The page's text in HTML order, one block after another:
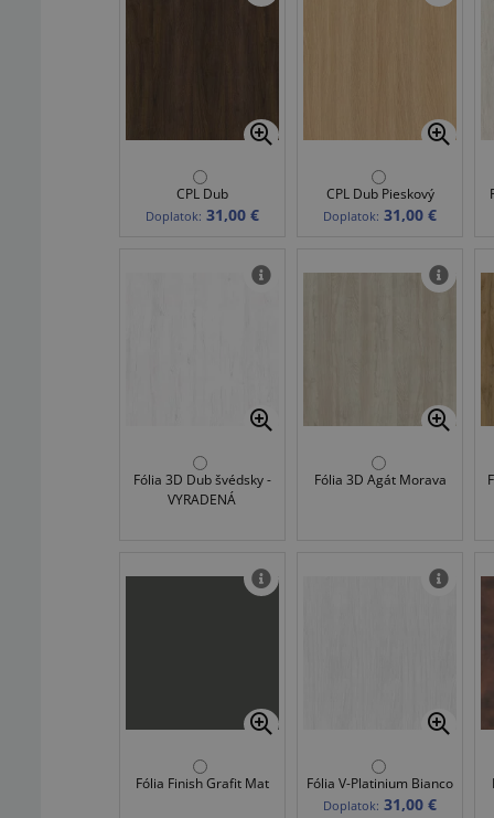
CPL Dub
Doplatok: 31,00 €
CPL Dub Pieskový
Doplatok: 31,00 €
Fólia 3D Dub švédsky -
VYRADENÁ
Fólia 3D Agát Morava
Fólia Finish Grafit Mat Fólia V-Platinium Bianco
Doplatok: 31,00 €